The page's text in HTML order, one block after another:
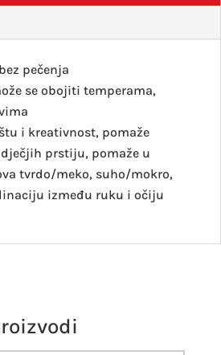
pečenja
se obojiti temperama,
i kreativnost, pomaže
prstiju, pomaže u
tvrdo/meko, suho/mokro,
između ruku i očiju